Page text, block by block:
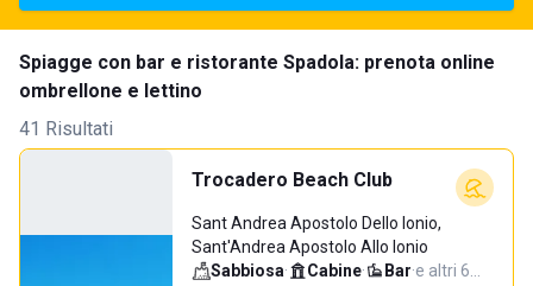
Spiagge con bar e ristorante Spadola: prenota online
ombrellone e lettino
41 Risultati
Trocadero Beach Club
Sant Andrea Apostolo Dello Ionio,
Sant'Andrea Apostolo Allo Ionio
Sabbiosa· Cabine· Bar·e altri 6…